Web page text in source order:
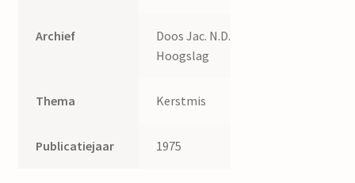
Archief
Doos Jac. N.D.
Hoogslag
Thema Kerstmis
Publicatiejaar 1975